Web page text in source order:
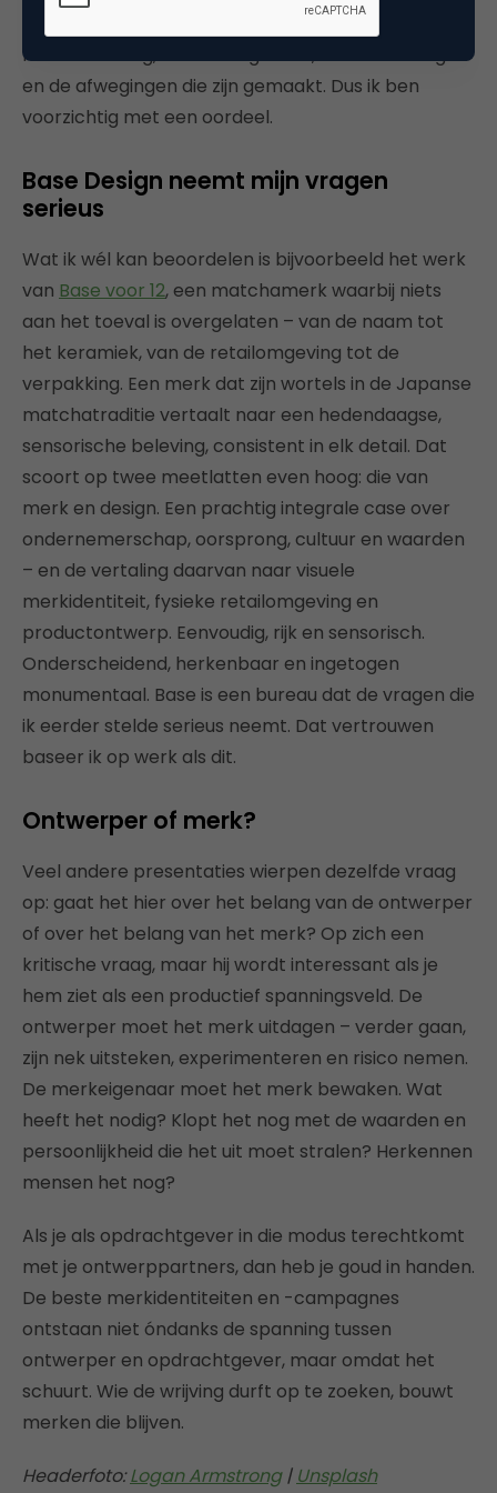
niet de briefing, de merkeigenaar, de doelstellingen
en de afwegingen die zijn gemaakt. Dus ik ben
voorzichtig met een oordeel.
Base Design neemt mijn vragen
serieus
Wat ik wél kan beoordelen is bijvoorbeeld het werk
van Base voor 12, een matchamerk waarbij niets
aan het toeval is overgelaten – van de naam tot
het keramiek, van de retailomgeving tot de
verpakking. Een merk dat zijn wortels in de Japanse
matchatraditie vertaalt naar een hedendaagse,
sensorische beleving, consistent in elk detail. Dat
scoort op twee meetlatten even hoog: die van
merk en design. Een prachtig integrale case over
ondernemerschap, oorsprong, cultuur en waarden
– en de vertaling daarvan naar visuele
merkidentiteit, fysieke retailomgeving en
productontwerp. Eenvoudig, rijk en sensorisch.
Onderscheidend, herkenbaar en ingetogen
monumentaal. Base is een bureau dat de vragen die
ik eerder stelde serieus neemt. Dat vertrouwen
baseer ik op werk als dit.
Ontwerper of merk?
Veel andere presentaties wierpen dezelfde vraag
op: gaat het hier over het belang van de ontwerper
of over het belang van het merk? Op zich een
kritische vraag, maar hij wordt interessant als je
hem ziet als een productief spanningsveld. De
ontwerper moet het merk uitdagen – verder gaan,
zijn nek uitsteken, experimenteren en risico nemen.
De merkeigenaar moet het merk bewaken. Wat
heeft het nodig? Klopt het nog met de waarden en
persoonlijkheid die het uit moet stralen? Herkennen
mensen het nog?
Als je als opdrachtgever in die modus terechtkomt
met je ontwerppartners, dan heb je goud in handen.
De beste merkidentiteiten en -campagnes
ontstaan niet óndanks de spanning tussen
ontwerper en opdrachtgever, maar omdat het
schuurt. Wie de wrijving durft op te zoeken, bouwt
merken die blijven.
Headerfoto:Logan Armstrong| Unsplash